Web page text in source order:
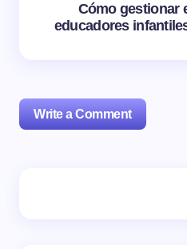
Cómo gestionar
educadores
Write a Comment